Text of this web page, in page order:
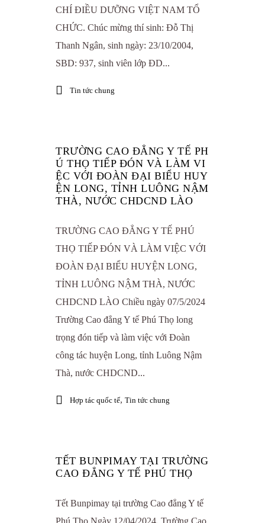
CHÍ ĐIỀU DƯỠNG VIỆT NAM TỔ
CHỨC. Chúc mừng thí sinh: Đỗ Thị
Thanh Ngân, sinh ngày: 23/10/2004,
SBD: 937, sinh viên lớp ĐD...
Tin tức chung
TRƯỜNG CAO ĐẲNG Y TẾ PH
Ú THỌ TIẾP ĐÓN VÀ LÀM VI
ỆC VỚI ĐOÀN ĐẠI BIỂU HUY
ỆN LONG, TỈNH LUÔNG NẬM
THÀ, NƯỚC CHDCND LÀO
TRƯỜNG CAO ĐẲNG Y TẾ PHÚ
THỌ TIẾP ĐÓN VÀ LÀM VIỆC VỚI
ĐOÀN ĐẠI BIỂU HUYỆN LONG,
TỈNH LUÔNG NẬM THÀ, NƯỚC
CHDCND LÀO Chiều ngày 07/5/2024
Trường Cao đẳng Y tế Phú Thọ long
trọng đón tiếp và làm việc với Đoàn
công tác huyện Long, tỉnh Luông Nậm
Thà, nước CHDCND...
Hợp tác quốc tế, Tin tức chung
TẾT BUNPIMAY TẠI TRƯỜNG
CAO ĐẲNG Y TẾ PHÚ THỌ
Tết Bunpimay tại trường Cao đẳng Y tế
Phú Thọ Ngày 12/04/2024, Trường Cao